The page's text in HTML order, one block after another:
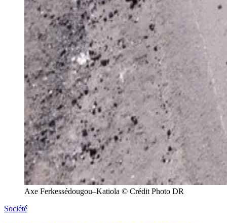
Axe Ferkessédougou–Katiola © Crédit Photo DR
Société